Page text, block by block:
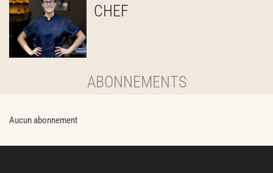
CHEF
ABONNEMENTS
Aucun abonnement